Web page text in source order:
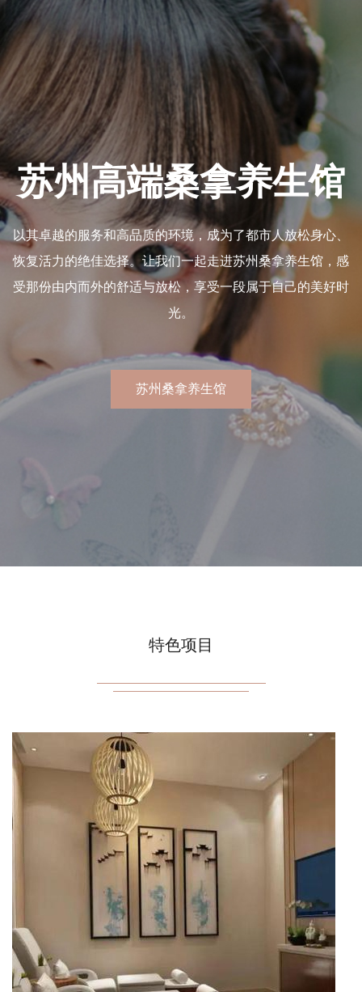
会馆
环境，帮助顾客放松
，这里的一切都旨在
苏州高端桑
以其卓越的服务和高品质的环境，
恢复活力的绝佳选择。让我们一起
受那份由内而外的舒适与放松，享
苏州桑拿养
特色项目